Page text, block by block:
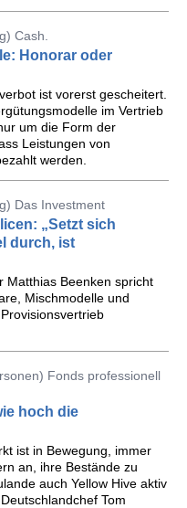
Cash.
Honorar oder
ist vorerst gescheitert.
im Vertrieb
um die Form der
Leistungen von
werden.
Das Investment
„Setzt sich
durch, ist
Matthias Beenken spricht
Mischmodelle und
Fonds professionell
hoch die
ist in Bewegung, immer
an, ihre Bestände zu
auch Yellow Hive aktiv
Tom